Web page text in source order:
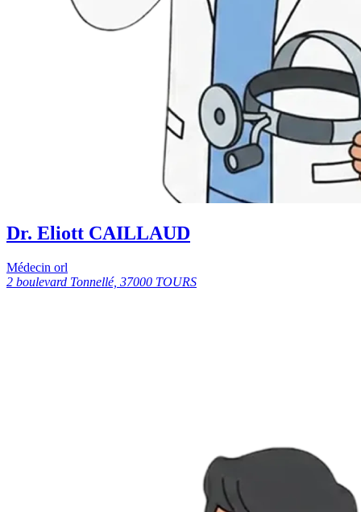
Dr. Eliott CAILLAUD
Médecin orl
2 boulevard Tonnellé, 37000 TOURS